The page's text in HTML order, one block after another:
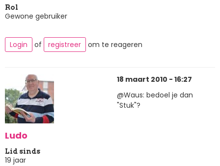
Rol
Gewone gebruiker
Login of registreer om te reageren
Ludo
Lid sinds
19 jaar
18 maart 2010 - 16:27
@Waus: bedoel je dan
"Stuk"?